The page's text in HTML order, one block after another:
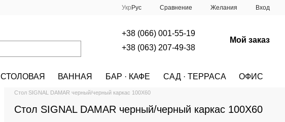
Укр Рус Сравнение Желания Вход
+38 (066) 001-55-19
+38 (063) 207-49-38
Мой заказ
СТОЛОВАЯ ВАННАЯ БАР · КАФЕ САД · ТЕРРАСА ОФИС
Стол SIGNAL DAMAR черный/черный каркас 100X60
Стол SIGNAL DAMAR черный/черный каркас 100X60